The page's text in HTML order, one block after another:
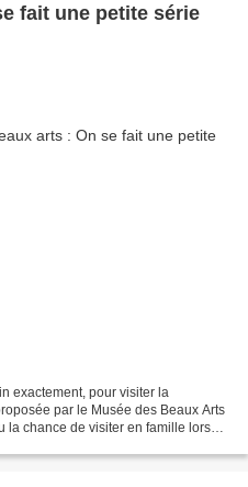
fait une petite série
exactement, pour visiter la
par le Musée des Beaux Arts
la chance de visiter en famille lors